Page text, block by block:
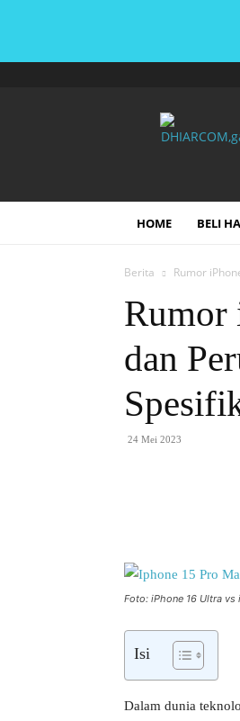
HOME BELI
Berita Rumor
Rumor
dan
24 Mei 2023
Foto: iPhone 16 Ultra vs
Isi
Dalam dunia